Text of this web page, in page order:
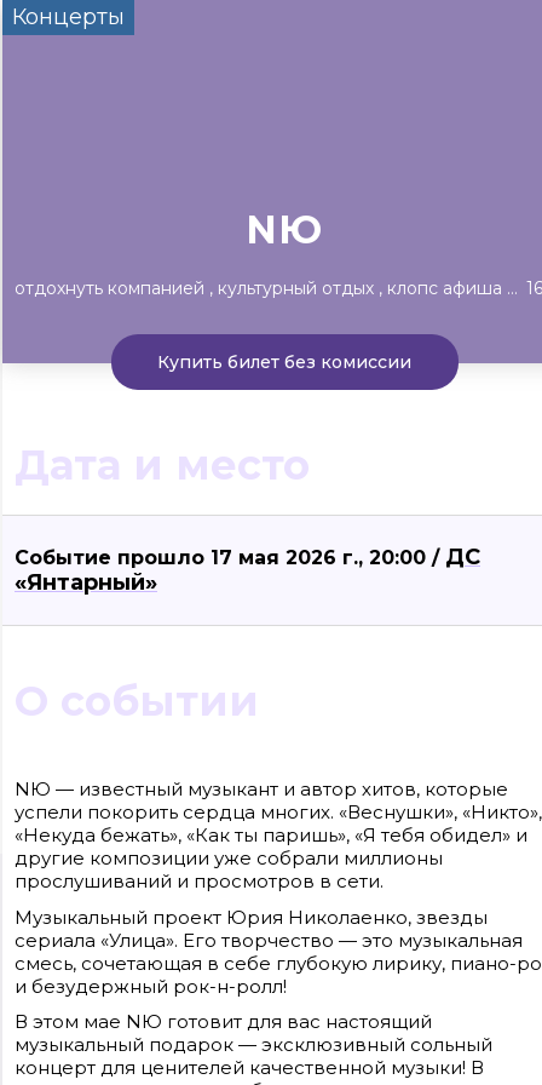
Концерты
NЮ
отдохнуть компанией культурный отдых клопс афиша рекомендует
Купить билет без комиссии
Дата и место
Событие прошло 17 мая 2026 г., 20:00 / ДС
«Янтарный»
О событии
NЮ — известный музыкант и автор хитов, которые
успели покорить сердца многих. «Веснушки», «Никто»,
«Некуда бежать», «Как ты паришь», «Я тебя обидел» и
другие композиции уже собрали миллионы
прослушиваний и просмотров в сети.
Музыкальный проект Юрия Николаенко, звезды
сериала «Улица». Его творчество — это музыкальная
смесь, сочетающая в себе глубокую лирику, пиано-
и безудержный рок-н-ролл!
В этом мае NЮ готовит для вас настоящий
музыкальный подарок — эксклюзивный сольный
концерт для ценителей качественной музыки! В
Сайт входит в медиагруппу «Западная пресса» ОГРН 1063906014743, ИНН
3906148636, КПП 390601001
Контакты редакции: +7(4012) 310-124, news@klops.ru. Реклама: +7 (931) 107 50
reklama@klops.ru. Афиша: +7(967) 351 20 51, reklama@klops.ru
Адрес редакции и учредителя: г. Калининград, ул. Рокоссовского, 16/18, пом. I,
оф. 2
Сетевое издание "Klops.ru", регистрационный номер и дата принятия
зарегистрировано Федеральной службой по надзору в сфере связи,
информационных технологий и массовых коммуникаций (Роскомнадзор).
Учредитель: ООО "Русская медиагруппа "Западная Пресса". Главный
редактор: Фомченкова Кристина Владимировна